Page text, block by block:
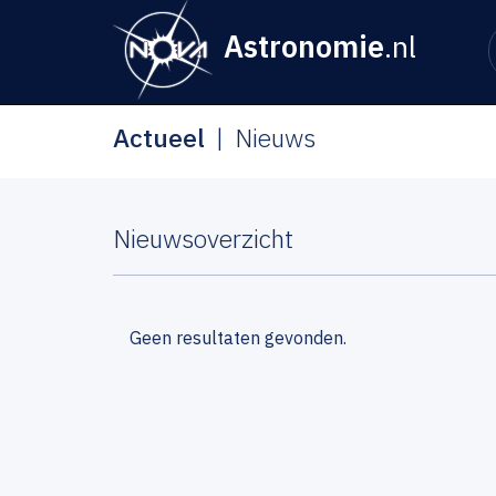
Astronomie.nl
Actueel Nieuws
Nieuwsoverzicht
Geen resultaten gevonden.